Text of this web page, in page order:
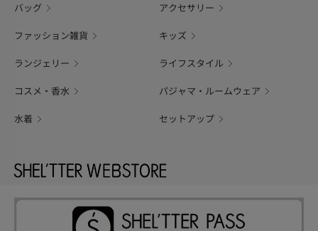
バッグ アクセサリー
ファッション雑貨 キッズ
ランジェリー ライフスタイル
コスメ・香水 パジャマ・ルームウェア
水着 セットアップ